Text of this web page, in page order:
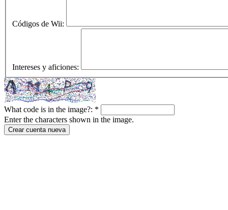
Códigos de Wii:
Intereses y aficiones:
What code is in the image?: *
Enter the characters shown in the image.